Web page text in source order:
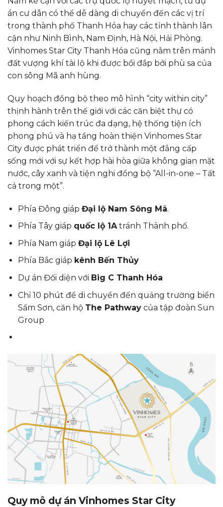
án cư dân có thể dễ dàng di chuyển đến các vị trí
trong thành phố Thanh Hóa hay các tỉnh thành lân
cận như Ninh Bình, Nam Định, Hà Nội, Hải Phòng.
Vinhomes Star City Thanh Hóa cũng nằm trên mảnh
đất vượng khí tài lộ khi được bồi đắp bởi phù sa của
con sông Mã anh hùng.
Quy hoạch đồng bộ theo mô hình “city within city”
thịnh hành trên thế giới với các căn biệt thự có
phong cách kiến trúc đa dạng, hệ thống tiện ích
phong phú và hạ tầng hoàn thiện Vinhomes Star
City được phát triển để trở thành một đẳng cấp
sống mới với sự kết hợp hài hòa giữa không gian mặt
nước, cây xanh và tiện nghi đồng bộ “All-in-one – Tất
cả trong một”.
Phía Đông giáp Đại lộ Nam Sông Mã.
Phía Tây giáp quốc lộ 1Atránh Thành phố.
Phía Nam giáp Đại lộ Lê Lợi
Phía Bắc giáp kênh Bến Thủy
Dự án Đối diện với Big C Thanh Hóa
Chỉ 10 phút để di chuyển đến quảng trường biển
Sầm Sơn, căn hộ The Pathwaycủa tập đoàn Sun
Group
Quy mô dự án Vinhomes Star City